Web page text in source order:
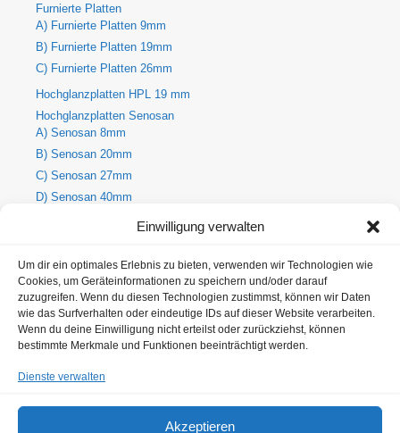
Einwilligung verwalten
Um dir ein optimales Erlebnis zu bieten, verwenden wir Technologien wie
Cookies, um Geräteinformationen zu speichern und/oder darauf
zuzugreifen. Wenn du diesen Technologien zustimmst, können wir Daten
wie das Surfverhalten oder eindeutige IDs auf dieser Website verarbeiten.
Wenn du deine Einwilligung nicht erteilst oder zurückziehst, können
bestimmte Merkmale und Funktionen beeinträchtigt werden.
Dienste verwalten
Akzeptieren
Furnierte Platten
A) Furnierte Platten 9mm
B) Furnierte Platten 19mm
C) Furnierte Platten 26mm
Hochglanzplatten HPL 19 mm
Hochglanzplatten Senosan
A) Senosan 8mm
B) Senosan 20mm
C) Senosan 27mm
D) Senosan 40mm
A) Holz-Dekorplatte 8mm
B) Holz-Dekorplatte 19mm
C) Holz-Dekorplatte 25mm
Metallic Hochglanzplatten Senosan
A) Metallic Senosan 8mm
D) Metallic Senosan 40mm